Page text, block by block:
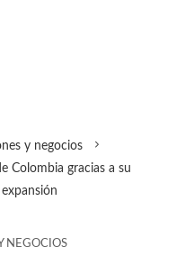
y negocios
Colombia gracias a su
NEGOCIOS